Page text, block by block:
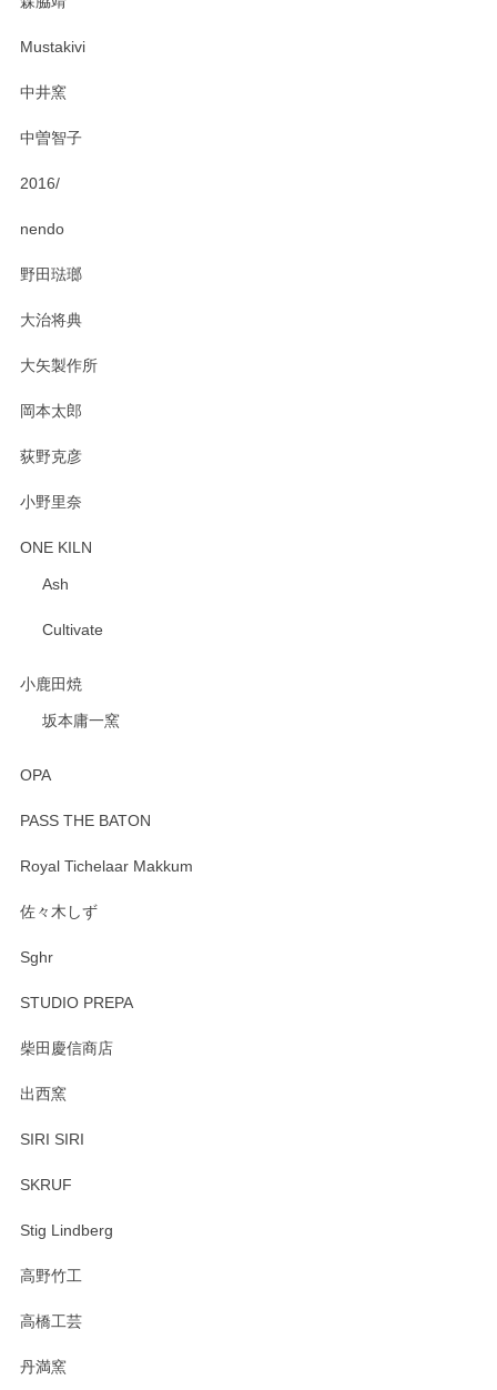
Mustakivi
中井窯
中曽智子
2016/
nendo
野田琺瑯
大治将典
大矢製作所
岡本太郎
荻野克彦
小野里奈
ONE KILN
Ash
Cultivate
小鹿田焼
坂本庸一窯
OPA
PASS THE BATON
Royal Tichelaar Makkum
佐々木しず
Sghr
STUDIO PREPA
柴田慶信商店
出西窯
SIRI SIRI
SKRUF
Stig Lindberg
高野竹工
高橋工芸
丹満窯